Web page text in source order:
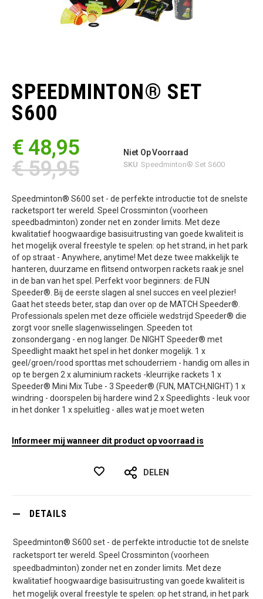
begin
van
de
afbeeldingen-
SPEEDMINTON® SET
S600
€ 48,95
€ 59,95
Niet Op Voorraad
SKU Speedminton® Set S600
Speedminton® S600 set - de perfekte introductie tot de snelste
racketsport ter wereld. Speel Crossminton (voorheen
speedbadminton) zonder net en zonder limits. Met deze
kwalitatief hoogwaardige basisuitrusting van goede kwaliteit is
het mogelijk overal freestyle te spelen: op het strand, in het park
of op straat - Anywhere, anytime! Met deze twee makkelijk te
hanteren, duurzame en flitsend ontworpen rackets raak je snel
in de ban van het spel. Perfekt voor beginners: de FUN
Speeder®. Bij de eerste slagen al snel succes en veel plezier!
Gaat het steeds beter, stap dan over op de MATCH Speeder®.
Professionals spelen met deze officiële wedstrijd Speeder® die
zorgt voor snelle slagenwisselingen. Speeden tot
zonsondergang - en nog langer. De NIGHT Speeder® met
Speedlight maakt het spel in het donker mogelijk. 1 x
geel/groen/rood sporttas met schouderriem - handig om alles in
op te bergen 2 x aluminium rackets -kleurrijke rackets 1 x
Speeder® Mini Mix Tube - 3 Speeder® (FUN, MATCH,NIGHT) 1 x
windring - doorspelen bij hardere wind 2 x Speedlights - leuk voor
in het donker 1 x speluitleg - alles wat je moet weten
Informeer mij wanneer dit product op voorraad is
DELEN
DETAILS
Speedminton® S600 set - de perfekte introductie tot de snelste
racketsport ter wereld. Speel Crossminton (voorheen
speedbadminton) zonder net en zonder limits. Met deze
kwalitatief hoogwaardige basisuitrusting van goede kwaliteit is
het mogelijk overal freestyle te spelen: op het strand, in het park